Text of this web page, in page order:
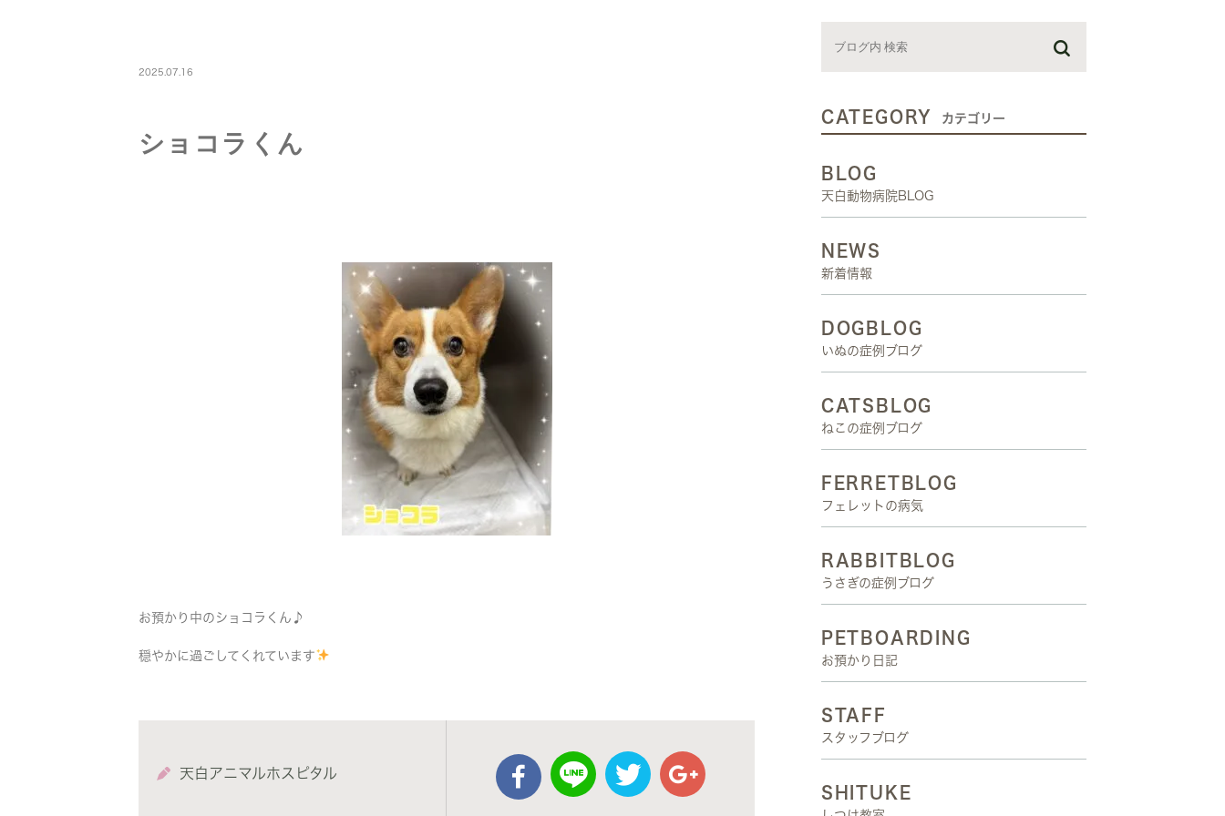
2025.07.16
ショコラくん
お預かり中のショコラくん♪
穏やかに過ごしてくれています
天白アニマルホスピタル
CATEGORY カテゴリー
BLOG
天白動物病院BLOG
NEWS
新着情報
DOGBLOG
いぬの症例ブログ
CATSBLOG
ねこの症例ブログ
FERRETBLOG
フェレットの病気
RABBITBLOG
うさぎの症例ブログ
PETBOARDING
お預かり日記
STAFF
スタッフブログ
SHITUKE